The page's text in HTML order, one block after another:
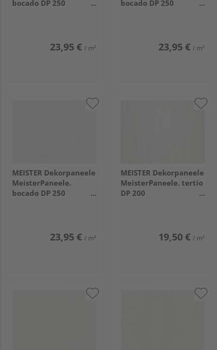
bocado DP 250
23,95 € / m²
bocado DP 250
23,95 € / m²
MEISTER Dekorpaneele
MeisterPaneele.
bocado DP 250
23,95 € / m²
MEISTER Dekorpaneele
MeisterPaneele. tertio
DP 200
19,50 € / m²